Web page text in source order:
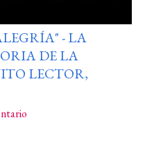
- LA
DE LA
LECTOR,